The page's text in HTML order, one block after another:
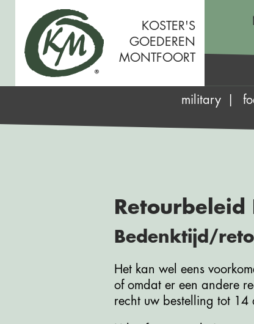
KOSTER'S
GOEDEREN
MONTFOORT
military
Retourbeleid
Bedenktijd/
Het kan wel eens
of omdat er een andere
recht uw bestelling tot